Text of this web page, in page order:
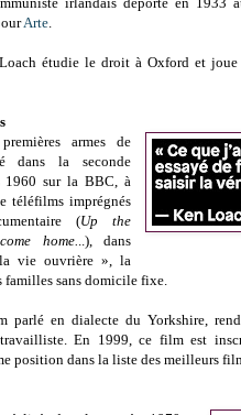
Arte.
étudie le droit à Oxford et
armes de
dans la seconde
1960 sur la BBC, à
téléfilms imprégnés
(Up the
home...), dans
vie ouvrière », la
familles sans domicile fixe.
parlé en dialecte du Yorkshire,
En 1999, ce film est
position dans la liste des meilleurs